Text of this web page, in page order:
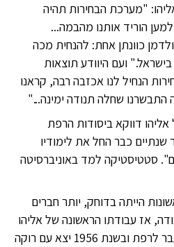
"מערכת הבחירות תהיה
הוריד אותנו מהבמה...
כוונתן אחת: להנחית מכה
ועם היוודע תוצאות
הנחיל לנו אכזבה רבה, קראנו
התבשרנו שחלה תנודה ימינה..."
דווקא ביסודות הרפת
60 אך כעבור שנתיים כבר החל את לימודיו
סטטיסטיקה למד באוניברסיטה
הייתה בדוחק, יותר חברים
אז עבודתו הראשונה של אליהו
בקיבוץ הייתה באינסטלציה, עבר לרפת ובשנת 1956 יצא עם רוקה